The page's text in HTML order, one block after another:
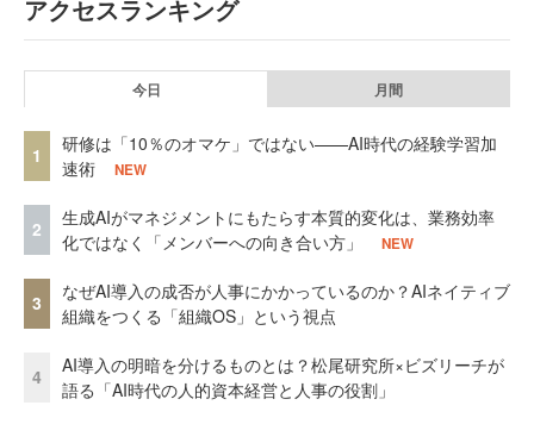
アクセスランキング
今日 月間
1
研修は「10％のオマケ」ではない——AI時代の経験学習加
速術
NEW
2
生成AIがマネジメントにもたらす本質的変化は、業務効率
化ではなく「メンバーへの向き合い方」
NEW
3
なぜAI導入の成否が人事にかかっているのか？AIネイティブ
組織をつくる「組織OS」という視点
4
AI導入の明暗を分けるものとは？松尾研究所×ビズリーチが
語る「AI時代の人的資本経営と人事の役割」